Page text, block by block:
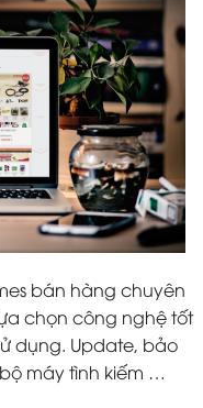
bán hàng chuyên
chọn công nghệ tốt
dụng. Update, bảo
máy tình kiếm …